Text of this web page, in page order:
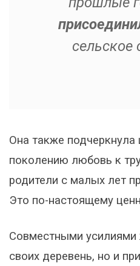
сельское
Она также
поколению любовь к
родители с малых лет
Это по-настоящему
Совместными усилиями
своих деревень, но и